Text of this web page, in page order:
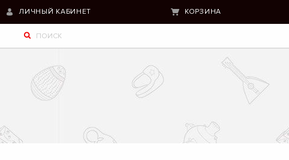
ЛИЧНЫЙ КАБИНЕТ КОРЗИНА